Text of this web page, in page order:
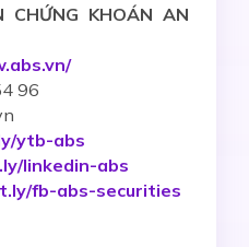
CHỨNG KHOÁN AN
96
ytb-abs
linkedin-abs
fb-abs-securities